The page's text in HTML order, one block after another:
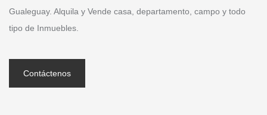
Gualeguay. Alquila y Vende casa, departamento, campo y todo
tipo de Inmuebles.
Contáctenos